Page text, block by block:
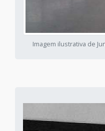
Imagem ilustrativa de